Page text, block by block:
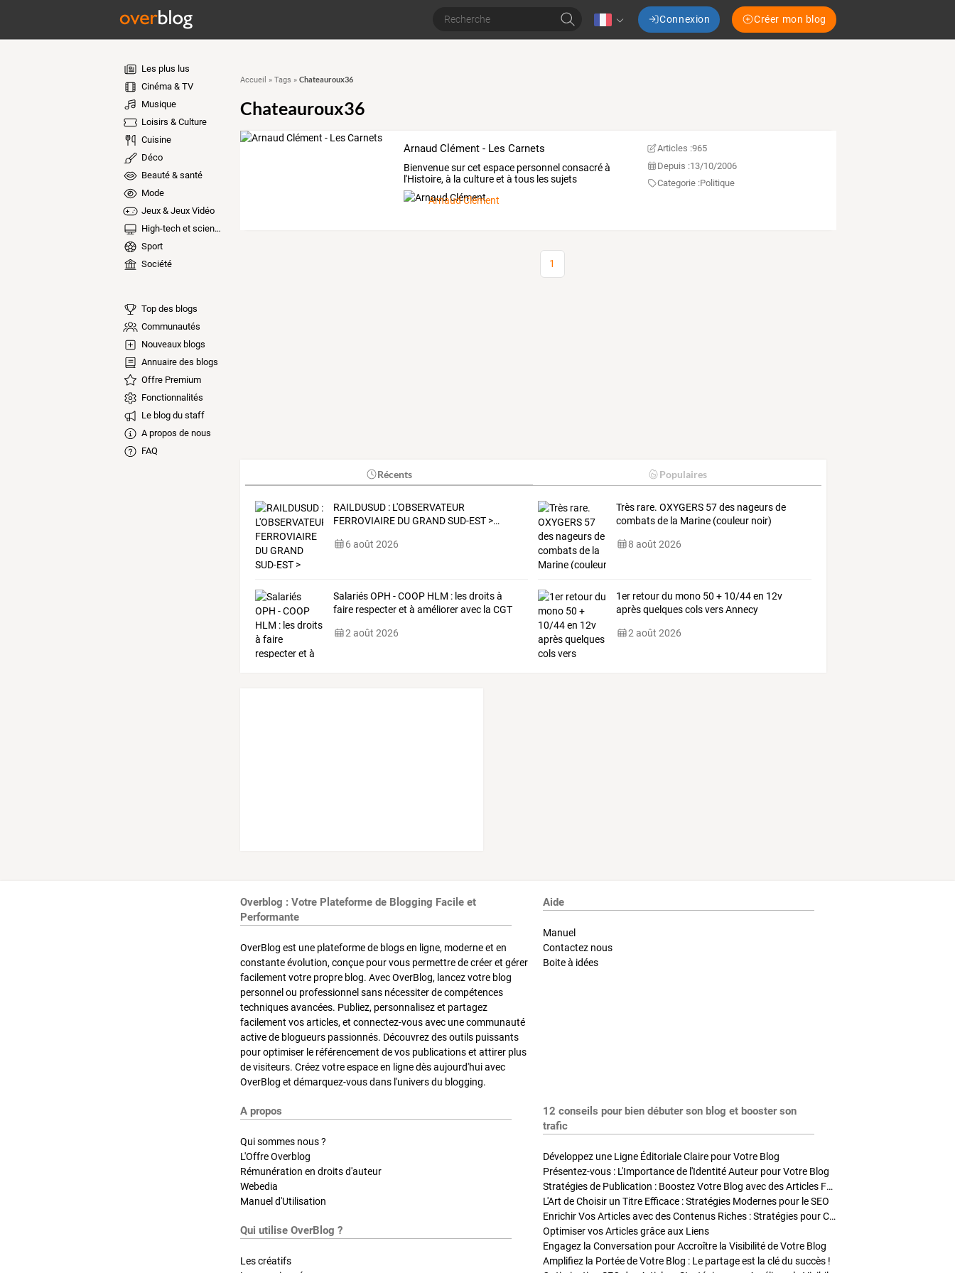
Connexion Créer mon blog
Les plus lus
Cinéma & TV
Musique
Loisirs & Culture
Cuisine
Déco
Beauté & santé
Mode
Jeux & Jeux Vidéo
High-tech et sciences
Sport
Société
Top des blogs
Communautés
Nouveaux blogs
Annuaire des blogs
Offre Premium
Fonctionnalités
Le blog du staff
A propos de nous
FAQ
Accueil » Tags » Chateauroux36
Chateauroux36
Arnaud Clément - Les Carnets
Bienvenue sur cet espace personnel consacré à
l'Histoire, à la culture et à tous les sujets
d'actualité.
Arnaud Clément
Articles :965
Depuis :13/10/2006
Categorie :Politique
1
Récents Populaires
RAILDUSUD:L'OBSERVATEUR
FERROVIAIREDUGRANDSUD-EST>…
6 août 2026
Très rare. OXYGERS 57 des nageurs de
combats de la Marine (couleur noir)
8 août 2026
Salariés OPH - COOP HLM : les droits à
faire respecter et à améliorer avec la CGT
2 août 2026
1er retour du mono 50 + 10/44 en 12v
après quelques cols vers Annecy
2 août 2026
Overblog : Votre Plateforme de Blogging Facile et
Performante
OverBlog est une plateforme de blogs en ligne, moderne et en
constante évolution, conçue pour vous permettre de créer et gérer
facilement votre propre blog. Avec OverBlog, lancez votre blog
personnel ou professionnel sans nécessiter de compétences
techniques avancées. Publiez, personnalisez et partagez
facilement vos articles, et connectez-vous avec une communauté
active de blogueurs passionnés. Découvrez des outils puissants
pour optimiser le référencement de vos publications et attirer plus
de visiteurs. Créez votre espace en ligne dès aujourd'hui avec
OverBlog et démarquez-vous dans l'univers du blogging.
Aide
Manuel
Contactez nous
Boite à idées
A propos
Qui sommes nous ?
L'Offre Overblog
Rémunération en droits d'auteur
Webedia
Manuel d'Utilisation
Qui utilise OverBlog ?
Les créatifs
12 conseils pour bien débuter son blog et booster son
trafic
Développez une Ligne Éditoriale Claire pour Votre Blog
Présentez-vous : L'Importance de l'Identité Auteur pour Votre Blog
Stratégies de Publication : Boostez Votre Blog avec des Articles Fréquents et Exclusifs
L'Art de Choisir un Titre Efficace : Stratégies Modernes pour le SEO
Enrichir Vos Articles avec des Contenus Riches : Stratégies pour Captiver et Optimiser
Optimiser vos Articles grâce aux Liens
Engagez la Conversation pour Accroître la Visibilité de Votre Blog
Amplifiez la Portée de Votre Blog : Le partage est la clé du succès !